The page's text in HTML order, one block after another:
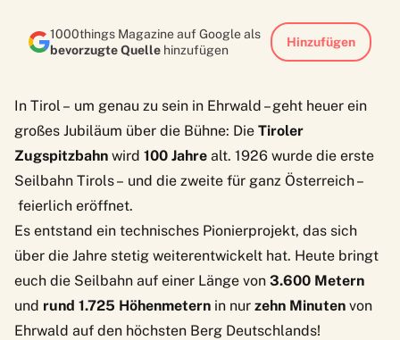
1000things Magazine auf Google als
bevorzugte Quelle hinzufügen
Hinzufügen
In Tirol – um genau zu sein in Ehrwald – geht heuer ein
großes Jubiläum über die Bühne: Die Tiroler
Zugspitzbahn wird 100 Jahre alt. 1926 wurde die erste
Seilbahn Tirols – und die zweite für ganz Österreich –
feierlich eröffnet.
Es entstand ein technisches Pionierprojekt, das sich
über die Jahre stetig weiterentwickelt hat. Heute bringt
euch die Seilbahn auf einer Länge von 3.600 Metern
und rund 1.725 Höhenmetern in nur zehn Minuten von
Ehrwald auf den höchsten Berg Deutschlands!